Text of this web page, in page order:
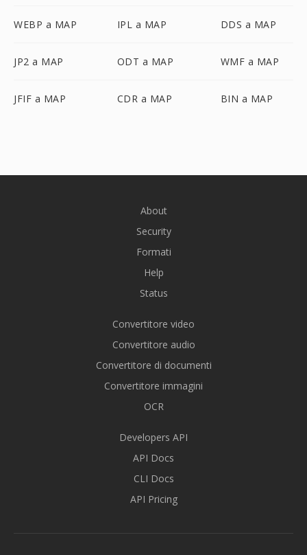
WEBP a MAP IPL a MAP DDS a MAP
JP2 a MAP ODT a MAP WMF a MAP
JFIF a MAP CDR a MAP BIN a MAP
About
Security
Formati
Help
Status
Convertitore video
Convertitore audio
Convertitore di documenti
Convertitore immagini
OCR
Developers API
API Docs
CLI Docs
API Pricing